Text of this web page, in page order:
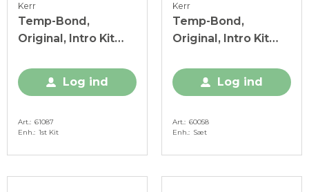
Kerr
Temp-Bond,
Original, Intro Kit
Log ind
Art.
61087
Enh.
1st Kit
Kerr
Temp-Bond,
Original, Intro Kit
Log ind
Art.
60058
Enh.
Sæt